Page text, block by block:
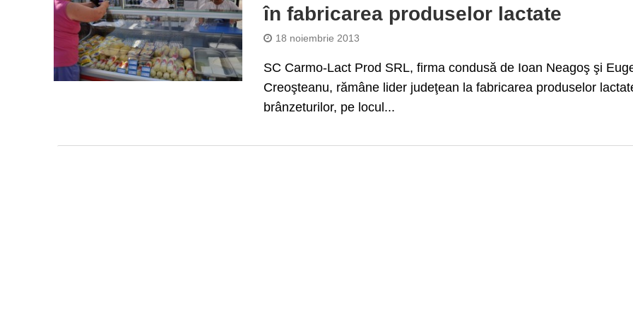
în fabricarea produselor lactate
18 noiembrie 2013
SC Carmo-Lact Prod SRL, firma condusă de Ioan Neagoş şi
Creoşteanu, rămâne lider judeţean la fabricarea produselor
brânzeturilor, pe locul...